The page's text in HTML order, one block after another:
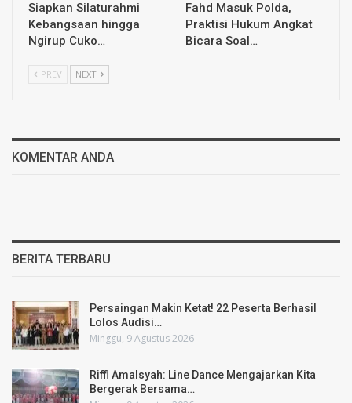
Siapkan Silaturahmi
Kebangsaan hingga
Ngirup Cuko…
Fahd Masuk Polda,
Praktisi Hukum Angkat
Bicara Soal…
PREV NEXT
KOMENTAR ANDA
BERITA TERBARU
Persaingan Makin Ketat! 22 Peserta Berhasil
Lolos Audisi…
Minggu, 9 Agustus 2026
Riffi Amalsyah: Line Dance Mengajarkan Kita
Bergerak Bersama…